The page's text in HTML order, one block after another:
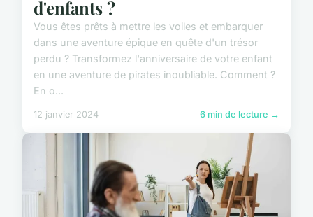
d'enfants ?
Vous êtes prêts à mettre les voiles et embarquer
dans une aventure épique en quête d'un trésor
perdu ? Transformez l'anniversaire de votre enfant
en une aventure de pirates inoubliable. Comment ?
En o...
12 janvier 2024 6 min de lecture →